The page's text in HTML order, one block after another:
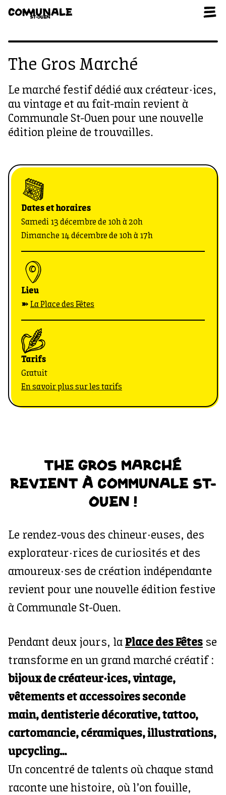
Aller au contenu
The Gros Marché
Le marché festif dédié aux créateur·ices,
au vintage et au fait-main revient à
Communale St-Ouen pour une nouvelle
édition pleine de trouvailles.
Dates et horaires
Samedi 13 décembre de 10h à 20h
Dimanche 14 décembre de 10h à 17h
Lieu
➽ La Place des Fêtes
Tarifs
Gratuit
En savoir plus sur les tarifs
THE GROS MARCHÉ
REVIENT À COMMUNALE ST-
OUEN !
Le rendez-vous des chineur·euses, des
explorateur·rices de curiosités et des
amoureux·ses de création indépendante
revient pour une nouvelle édition festive
à Communale St-Ouen.
Pendant deux jours, la Place des Fêtes se
transforme en un grand marché créatif :
bijoux de créateur·ices, vintage,
vêtements et accessoires seconde
main, dentisterie décorative, tattoo,
cartomancie, céramiques, illustrations,
upcycling…
Un concentré de talents où chaque stand
raconte une histoire, où l’on fouille,